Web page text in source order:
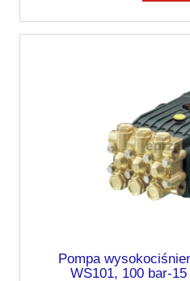
Pompa
WS101, 100 bar-